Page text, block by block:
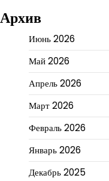
Архив
Июнь 2026
Май 2026
Апрель 2026
Март 2026
Февраль 2026
Январь 2026
Декабрь 2025